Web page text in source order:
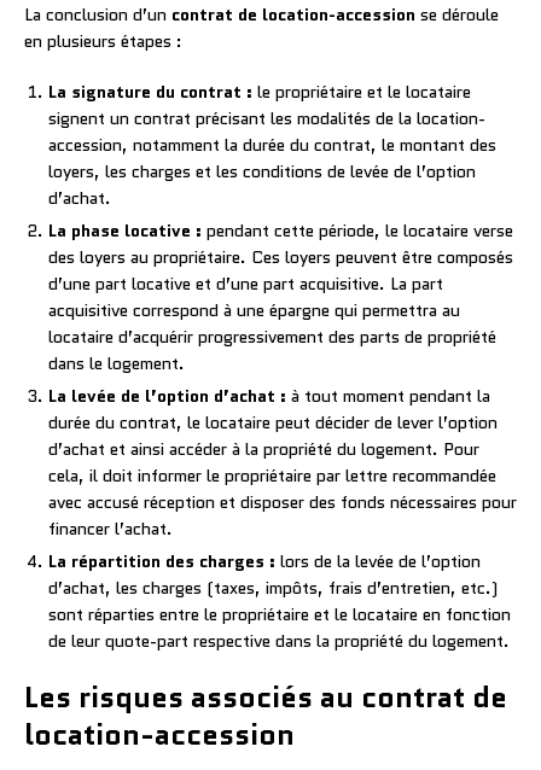
La conclusion d’un contrat de location-accession se déroule
en plusieurs étapes :
La signature du contrat : le propriétaire et le locataire
signent un contrat précisant les modalités de la location-
accession, notamment la durée du contrat, le montant des
loyers, les charges et les conditions de levée de l’option
d’achat.
La phase locative : pendant cette période, le locataire verse
des loyers au propriétaire. Ces loyers peuvent être composés
d’une part locative et d’une part acquisitive. La part
acquisitive correspond à une épargne qui permettra au
locataire d’acquérir progressivement des parts de propriété
dans le logement.
La levée de l’option d’achat : à tout moment pendant la
durée du contrat, le locataire peut décider de lever l’option
d’achat et ainsi accéder à la propriété du logement. Pour
cela, il doit informer le propriétaire par lettre recommandée
avec accusé réception et disposer des fonds nécessaires pour
financer l’achat.
La répartition des charges : lors de la levée de l’option
d’achat, les charges (taxes, impôts, frais d’entretien, etc.)
sont réparties entre le propriétaire et le locataire en fonction
de leur quote-part respective dans la propriété du logement.
Les risques associés au contrat de
location-accession